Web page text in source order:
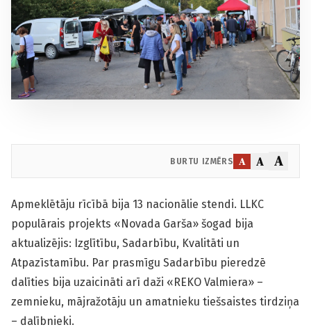
BURTU IZMĒRS A A A
Apmeklētāju rīcībā bija 13 nacionālie stendi. LLKC
populārais projekts «Novada Garša» šogad bija
aktualizējis: Izglītību, Sadarbību, Kvalitāti un
Atpazīstamību. Par prasmīgu Sadarbību pieredzē
dalīties bija uzaicināti arī daži «REKO Valmiera» –
zemnieku, mājražotāju un amatnieku tiešsaistes tirdziņa
– dalībnieki.